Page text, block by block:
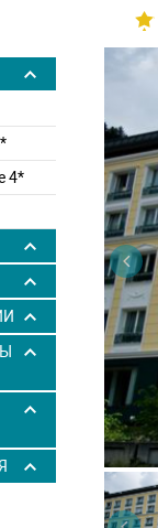
4*